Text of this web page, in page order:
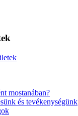
mostanában?
és tevékenységünk